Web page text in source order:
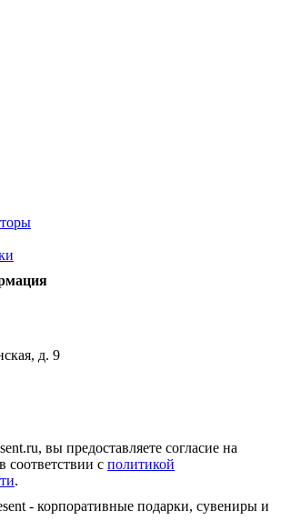
д. 9
вы предоставляете согласие на
соответствии с политикой
.
- корпоративные подарки, сувениры и